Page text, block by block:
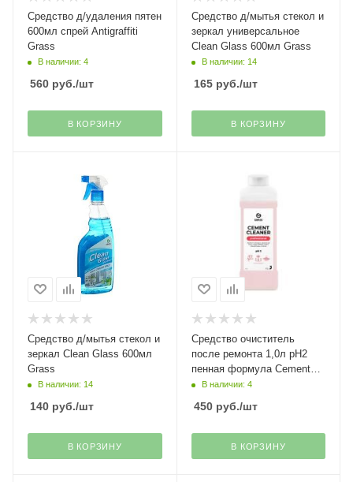
Средство д/удаления пятен
600мл спрей Antigraffiti
Grass
В наличии: 4
560 руб./шт
В КОРЗИНУ
Средство д/мытья стекол и
зеркал универсальное
Clean Glass 600мл Grass
В наличии: 14
165руб./шт
В КОРЗИНУ
Средство д/мытья стекол и
зеркал Clean Glass 600мл
Grass
В наличии: 14
140 руб./шт
В КОРЗИНУ
Средство очиститель
после ремонта 1,0л pH2
пенная формула Cement
Cleaner Grass
В наличии: 4
450руб./шт
В КОРЗИНУ